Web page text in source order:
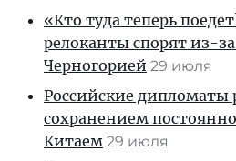
«Кто туда теперь
релоканты спорят из-
Черногорией 29 июля
Российские дипломаты
сохранением
Китаем 29 июля